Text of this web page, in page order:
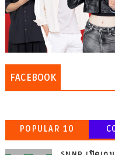
FACEBOOK
POPULAR 10